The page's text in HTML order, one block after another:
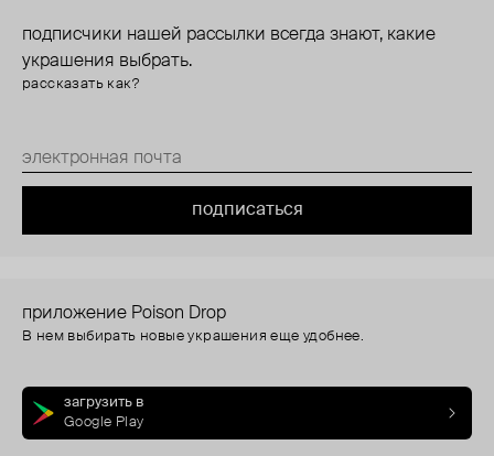
подписчики нашей рассылки всегда знают, какие
украшения выбрать.
рассказать как?
подписаться
приложение Poison Drop
В нем выбирать новые украшения еще удобнее.
загрузить в
Google Play